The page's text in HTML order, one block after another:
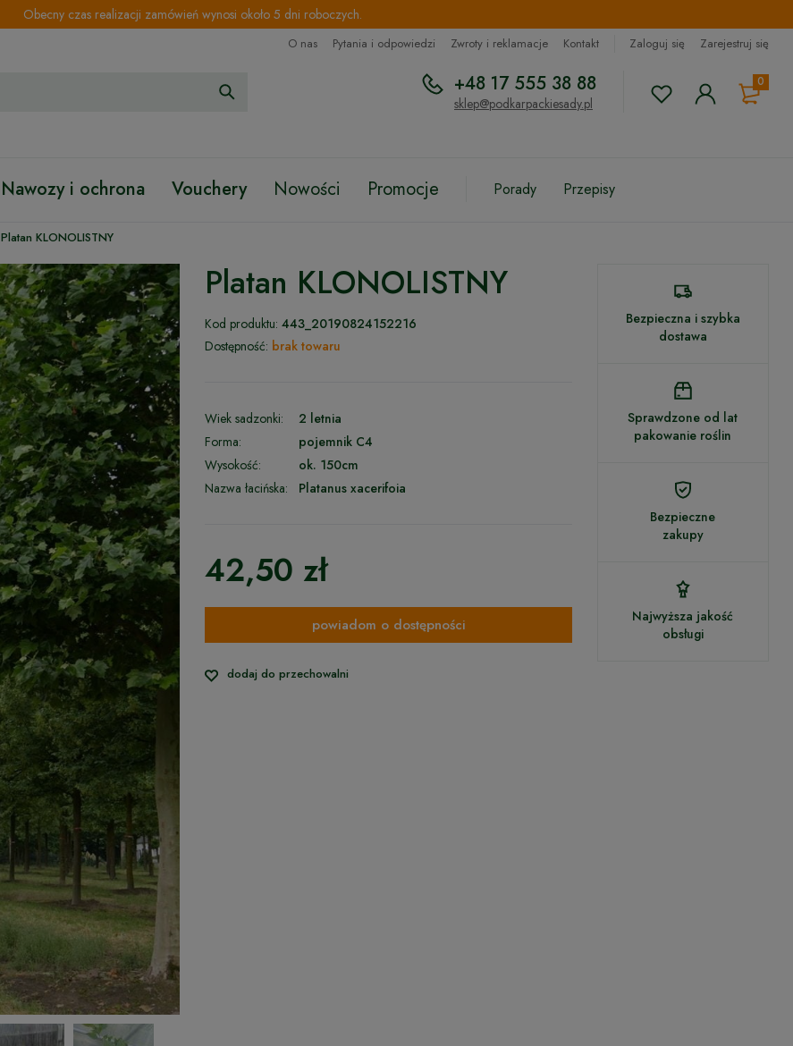
Obecny czas realizacji zamówień wynosi około 5 dni roboczych.
O nas Pytania i odpowiedzi Zwroty i reklamacje Kontakt Zaloguj się Zarejestruj się
0
+48 17 555 38 88
sklep@podkarpackiesady.pl
Nawozy i ochrona Vouchery Nowości Promocje Porady Przepisy
Platan KLONOLISTNY
Platan KLONOLISTNY
Kod produktu: 443_20190824152216
Dostępność: brak towaru
Wiek sadzonki:
2 letnia
Forma:
pojemnik C4
Wysokość:
ok. 150cm
Nazwa łacińska:
Platanus xacerifoia
42,50 zł
powiadom o dostępności
dodaj do przechowalni
Bezpieczna i szybka
dostawa
Sprawdzone od lat
pakowanie roślin
Bezpieczne
zakupy
Najwyższa jakość
obsługi